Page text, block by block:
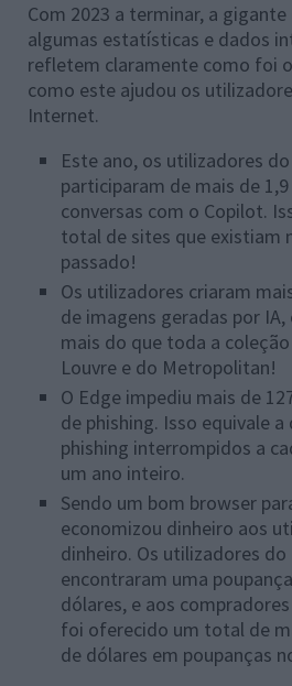
Com 2023 a terminar, a
algumas estatísticas e dados
refletem claramente como foi
como este ajudou os
Internet.
Este ano, os utilizadores
participaram de mais de
conversas com o Copilot.
total de sites que existiam
passado!
Os utilizadores criaram
de imagens geradas por IA,
mais do que toda a
Louvre e do Metropolitan!
O Edge impediu mais de
de phishing. Isso equivale
phishing interrompidos a
um ano inteiro.
Sendo um bom browser
economizou dinheiro aos
dinheiro. Os utilizadores do
encontraram uma
dólares, e aos
foi oferecido um total de
de dólares em poupanças